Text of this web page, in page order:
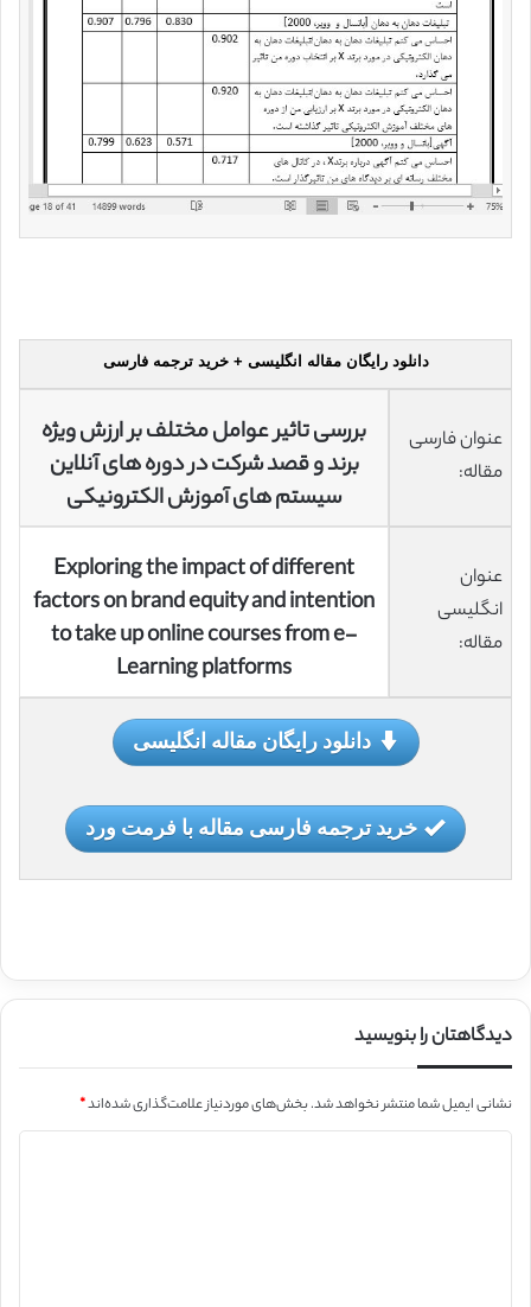
دانلود رایگان مقاله انگلیسی + خرید ترجمه فارسی
عنوان فارسی
مقاله:
بررسی تاثیر عوامل مختلف بر ارزش ویژه
برند و قصد شرکت در دوره های آنلاین
سیستم های آموزش الکترونیکی
عنوان
انگلیسی
مقاله:
Exploring the impact of different
factors on brand equity and intention
to take up online courses from e-
Learning platforms
دانلود رایگان مقاله انگلیسی
خرید ترجمه فارسی مقاله با فرمت ورد
دیدگاهتان را بنویسید
نشانی ایمیل شما منتشر نخواهد شد.بخش‌های موردنیاز علامت‌گذاری شده‌اند*